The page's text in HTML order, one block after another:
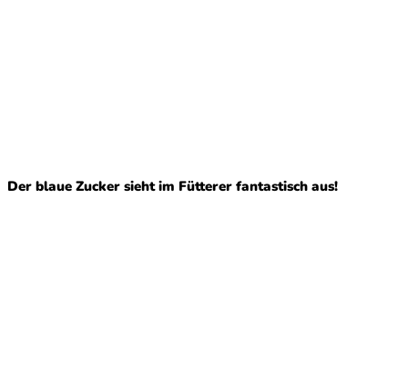
Der blaue Zucker sieht im Fütterer fantastisch aus!